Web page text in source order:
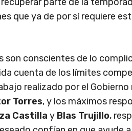
que ya de por sí requiere
son conscientes de lo
cuenta de los límites
realizado por el Gobierno
Torres, y los máximos
Castilla y Blas Trujillo,